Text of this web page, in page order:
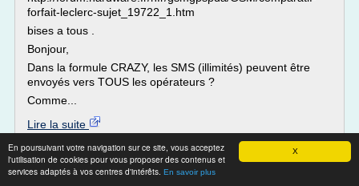
X
En poursuivant votre navigation sur ce site, vous acceptez
l'utilisation de cookies pour vous proposer des contenus et
services adaptés à vos centres d'intérêts. En savoir plus
forfait-leclerc-sujet_19722_1.htm
bises a tous .
Bonjour,
Dans la formule CRAZY, les SMS (illimités) peuvent être
envoyés vers TOUS les opérateurs ?
Comme...
Lire la suite
Site :http://www.meilleurtarif.fr
Thèmes liés :credit personnel pas cher